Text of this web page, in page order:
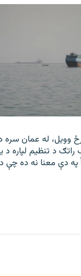
وویل، له عمان سره
د تنظیم لپاره د
په دې معنا نه ده چې